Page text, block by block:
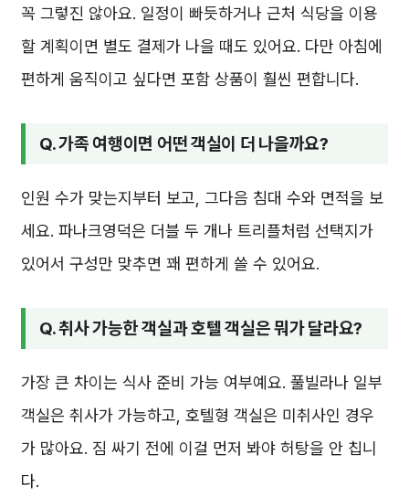
꼭 그렇진 않아요. 일정이 빠듯하거나 근처 식당을 이용
할 계획이면 별도 결제가 나을 때도 있어요. 다만 아침에
편하게 움직이고 싶다면 포함 상품이 훨씬 편합니다.
Q. 가족 여행이면 어떤 객실이 더 나을까요?
인원 수가 맞는지부터 보고, 그다음 침대 수와 면적을 보
세요. 파나크영덕은 더블 두 개나 트리플처럼 선택지가
있어서 구성만 맞추면 꽤 편하게 쓸 수 있어요.
Q. 취사 가능한 객실과 호텔 객실은 뭐가 달라요?
가장 큰 차이는 식사 준비 가능 여부예요. 풀빌라나 일부
객실은 취사가 가능하고, 호텔형 객실은 미취사인 경우
가 많아요. 짐 싸기 전에 이걸 먼저 봐야 허탕을 안 칩니
다.